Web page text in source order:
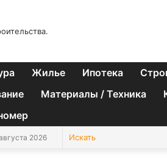
Жилье Ипотека
Материалы / Техника
2026